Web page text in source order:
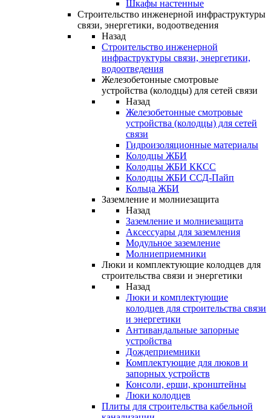
Шкафы настенные
Строительство инженерной инфраструктуры
связи, энергетики, водоотведения
Назад
Строительство инженерной
инфраструктуры связи, энергетики,
водоотведения
Железобетонные смотровые
устройства (колодцы) для сетей связи
Назад
Железобетонные смотровые
устройства (колодцы) для сетей
связи
Гидроизоляционные материалы
Колодцы ЖБИ
Колодцы ЖБИ ККСС
Колодцы ЖБИ ССД-Пайп
Кольца ЖБИ
Заземление и молниезащита
Назад
Заземление и молниезащита
Аксессуары для заземления
Модульное заземление
Молниеприемники
Люки и комплектующие колодцев для
строительства связи и энергетики
Назад
Люки и комплектующие
колодцев для строительства связи
и энергетики
Антивандальные запорные
устройства
Дождеприемники
Комплектующие для люков и
запорных устройств
Консоли, ерши, кронштейны
Люки колодцев
Плиты для строительства кабельной